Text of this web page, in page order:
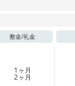
敷金/礼金
1 ヶ月
2ヶ月